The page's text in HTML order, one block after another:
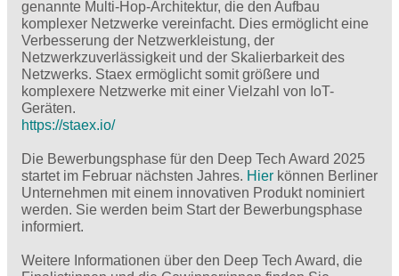
genannte Multi-Hop-Architektur, die den Aufbau
komplexer Netzwerke vereinfacht. Dies ermöglicht eine
Verbesserung der Netzwerkleistung, der
Netzwerkzuverlässigkeit und der Skalierbarkeit des
Netzwerks. Staex ermöglicht somit größere und
komplexere Netzwerke mit einer Vielzahl von IoT-
Geräten.
https://staex.io/
Die Bewerbungsphase für den Deep Tech Award 2025
startet im Februar nächsten Jahres. Hier können Berliner
Unternehmen mit einem innovativen Produkt nominiert
werden. Sie werden beim Start der Bewerbungsphase
informiert.
Weitere Informationen über den Deep Tech Award, die